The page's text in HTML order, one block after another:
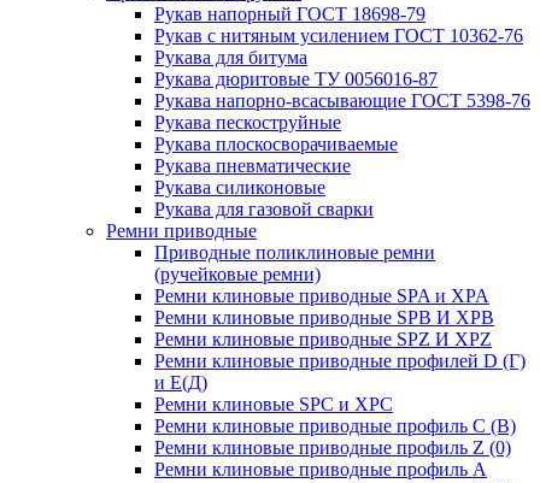
Рукав напорный ГОСТ 18698-79
Рукав с нитяным усилением ГОСТ 10362-76
Рукава для битума
Рукава дюритовые ТУ 0056016-87
Рукава напорно-всасывающие ГОСТ 5398-76
Рукава пескоструйные
Рукава плоскосворачиваемые
Рукава пневматические
Рукава силиконовые
Рукава для газовой сварки
Ремни приводные
Приводные поликлиновые ремни
(ручейковые ремни)
Ремни клиновые приводные SPA и XPA
Ремни клиновые приводные SPB И XPB
Ремни клиновые приводные SPZ И XPZ
Ремни клиновые приводные профилей D (Г)
и Е(Д)
Ремни клиновые SPC и XPC
Ремни клиновые приводные профиль C (В)
Ремни клиновые приводные профиль Z (0)
Ремни клиновые приводные профиль А